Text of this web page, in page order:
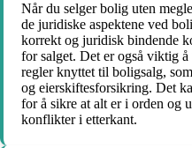
Når du selger bolig uten
de juridiske aspektene ved
korrekt og juridisk bindende
for salget. Det er også viktig
regler knyttet til boligsalg,
og eierskiftesforsikring. Det
for å sikre at alt er i orden og
konflikter i etterkant.